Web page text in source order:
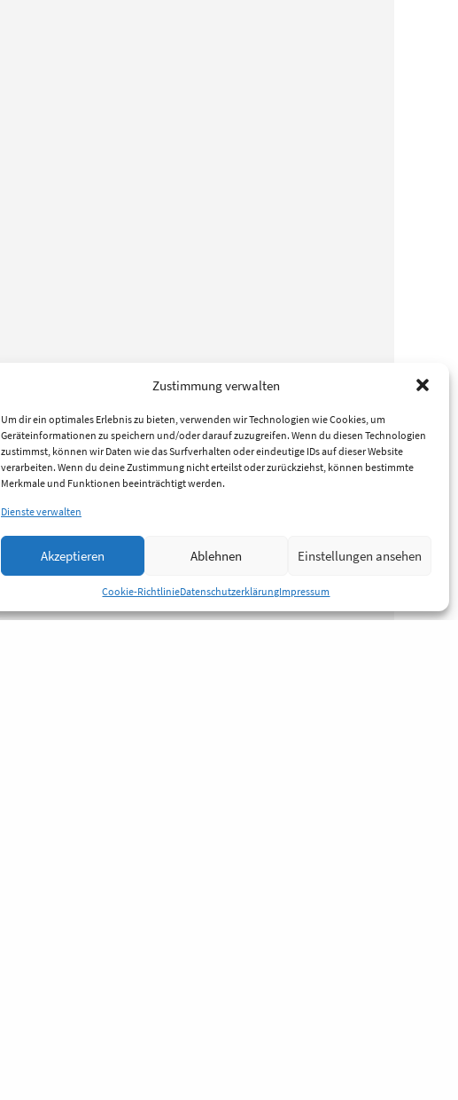
Zustimmung verwalten
Um dir ein optimales Erlebnis zu bieten, verwenden wir Technologien wie Cookies, um
Geräteinformationen zu speichern und/oder darauf zuzugreifen. Wenn du diesen Technologien
zustimmst, können wir Daten wie das Surfverhalten oder eindeutige IDs auf dieser Website
verarbeiten. Wenn du deine Zustimmung nicht erteilst oder zurückziehst, können bestimmte
Merkmale und Funktionen beeinträchtigt werden.
Dienste verwalten
Akzeptieren Ablehnen Einstellungen ansehen
Cookie-RichtlinieDatenschutzerklärungImpressum